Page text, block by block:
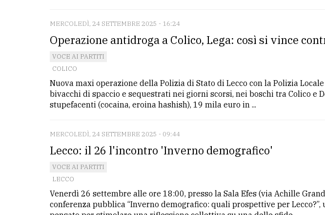
MERCOLEDÌ, 24 SETTEMBRE 2025 - 16:24
Operazione antidroga a Colico, Lega: così si vince
VOCE AI PARTITI
COLICO
Nuova maxi operazione della Polizia di Stato di Lecco con la Polizia
bivacchi di spaccio e sequestrati nei giorni scorsi, nei boschi tra Colico e
stupefacenti (cocaina, eroina hashish), 19 mila euro in ...
MERCOLEDÌ, 24 SETTEMBRE 2025 - 09:44
Lecco: il 26 l'incontro 'Inverno demografico'
VOCE AI PARTITI
LECCO
Venerdì 26 settembre alle ore 18:00, presso la Sala Efes (via Achille
conferenza pubblica “Inverno demografico: quali prospettive per